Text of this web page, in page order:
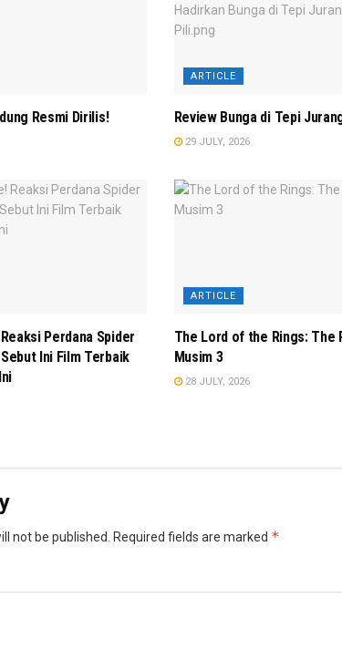
Resmi Dirilis!
ARTICLE
Review Bunga di Tepi
29 JULY, 2026
Perdana Spider
Ini Film Terbaik
ARTICLE
The Lord of the Rings: The
Musim 3
28 JULY, 2026
not be published. Required fields are marked *